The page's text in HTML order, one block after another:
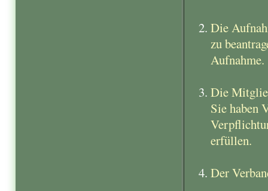
Die
zu
Aufnahme.
Die
Sie haben
erfüllen.
Der